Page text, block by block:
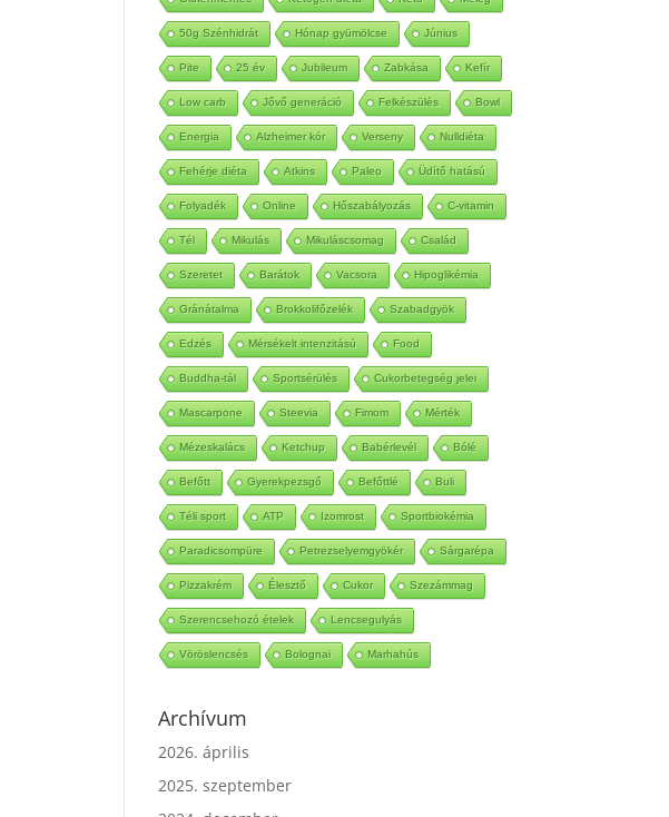
Gluténmentes Ketogén diéta Keto Meleg
50g Szénhidrát Hónap gyümölcse Június
Pite 25 év Jubileum Zabkása Kefír
Low carb Jővő generáció Felkészülés Bowl
Energia Alzheimer kór Verseny Nulldiéta
Fehérje diéta Atkins Paleo Üdítő hatású
Folyadék Online Hőszabályozás C-vitamin
Tél Mikulás Mikuláscsomag Család
Szeretet Barátok Vacsora Hipoglikémia
Gránátalma Brokkolifőzelék Szabadgyök
Edzés Mérsékelt intenzitású Food
Buddha-tál Sportsérülés Cukorbetegség jelei
Mascarpone Steevia Fimom Mérték
Mézeskalács Ketchup Babérlevél Bólé
Befőtt Gyerekpezsgő Befőttlé Buli
Téli sport ATP Izomrost Sportbiokémia
Paradicsompüre Petrezselyemgyökér Sárgarépa
Pizzakrém Élesztő Cukor Szezámmag
Szerencsehozó ételek Lencsegulyás
Archívum